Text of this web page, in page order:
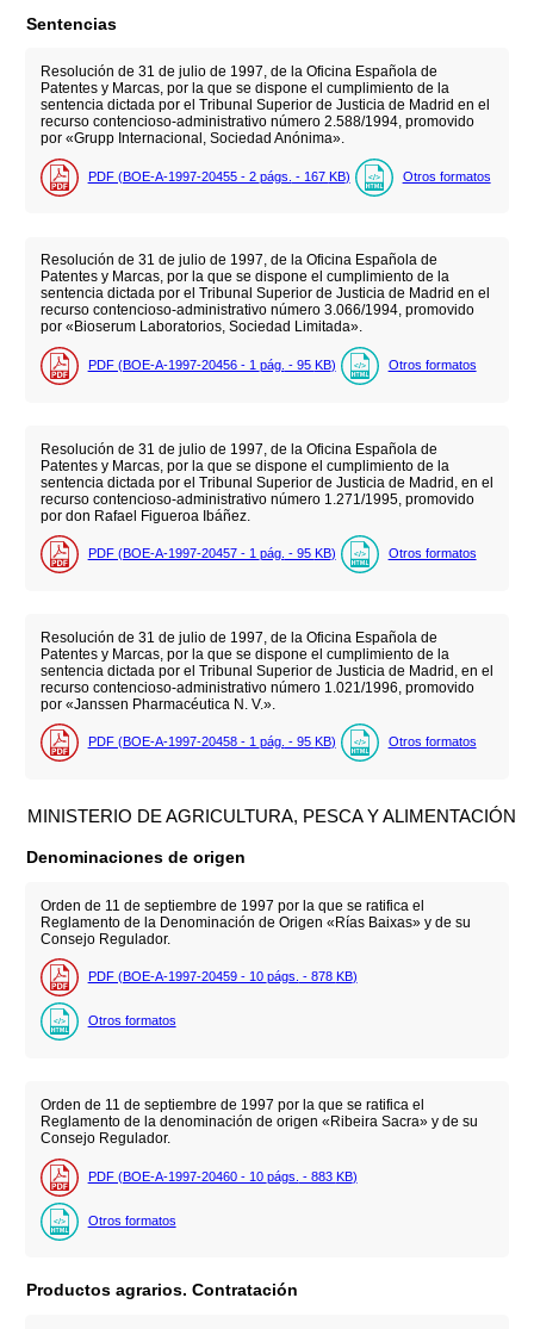
Sentencias
Resolución de 31 de julio de 1997, de la Oficina Española de
Patentes y Marcas, por la que se dispone el cumplimiento de la
sentencia dictada por el Tribunal Superior de Justicia de Madrid en el
recurso contencioso-administrativo número 2.588/1994, promovido
por «Grupp Internacional, Sociedad Anónima».
PDF (BOE-A-1997-20455 - 2 págs. - 167 KB) Otros formatos
Resolución de 31 de julio de 1997, de la Oficina Española de
Patentes y Marcas, por la que se dispone el cumplimiento de la
sentencia dictada por el Tribunal Superior de Justicia de Madrid en el
recurso contencioso-administrativo número 3.066/1994, promovido
por «Bioserum Laboratorios, Sociedad Limitada».
PDF (BOE-A-1997-20456 - 1 pág. - 95 KB) Otros formatos
Resolución de 31 de julio de 1997, de la Oficina Española de
Patentes y Marcas, por la que se dispone el cumplimiento de la
sentencia dictada por el Tribunal Superior de Justicia de Madrid, en el
recurso contencioso-administrativo número 1.271/1995, promovido
por don Rafael Figueroa Ibáñez.
PDF (BOE-A-1997-20457 - 1 pág. - 95 KB) Otros formatos
Resolución de 31 de julio de 1997, de la Oficina Española de
Patentes y Marcas, por la que se dispone el cumplimiento de la
sentencia dictada por el Tribunal Superior de Justicia de Madrid, en el
recurso contencioso-administrativo número 1.021/1996, promovido
por «Janssen Pharmacéutica N. V.».
PDF (BOE-A-1997-20458 - 1 pág. - 95 KB) Otros formatos
MINISTERIO DE AGRICULTURA, PESCA Y ALIMENTACIÓN
Denominaciones de origen
Orden de 11 de septiembre de 1997 por la que se ratifica el
Reglamento de la Denominación de Origen «Rías Baixas» y de su
Consejo Regulador.
PDF (BOE-A-1997-20459 - 10 págs. - 878 KB)
Otros formatos
Orden de 11 de septiembre de 1997 por la que se ratifica el
Reglamento de la denominación de origen «Ribeira Sacra» y de su
Consejo Regulador.
PDF (BOE-A-1997-20460 - 10 págs. - 883 KB)
Otros formatos
Productos agrarios. Contratación